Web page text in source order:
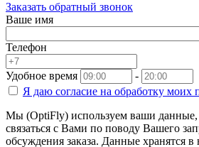
Заказать обратный звонок
Ваше имя
Телефон
Удобное время
-
Я даю согласие на обработку моих
Мы (OptiFly) используем ваши данные,
связаться с Вами по поводу Вашего
обсуждения заказа. Данные хранятся